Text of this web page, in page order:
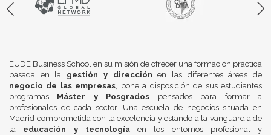
EUDE Business School en su misión de ofrecer una formación práctica
basada en la gestión y dirección en las diferentes áreas de
negocio de las empresas, pone a disposición de sus estudiantes
programas Máster y Posgrados pensados para formar a
profesionales de cada sector. Una escuela de negocios situada en
Madrid comprometida con la excelencia y estando a la vanguardia de
la educación y tecnologíaen los entornos profesional y